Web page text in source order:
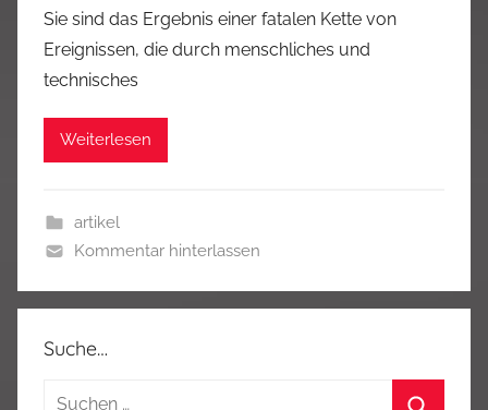
Sie sind das Ergebnis einer fatalen Kette von
Ereignissen, die durch menschliches und
technisches
Weiterlesen
artikel
Kommentar hinterlassen
Suche…
Suchen